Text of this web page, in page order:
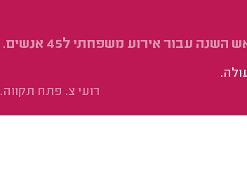
עבור אירוע משפחתי ל45 אנשים.
רועי צ. פתח תקווה.